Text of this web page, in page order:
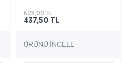
437,50 TL
625,00 TL
ÜRÜNÜ İNCELE